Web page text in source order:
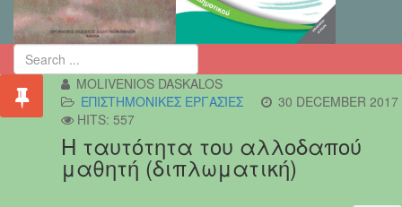
MOLIVENIOS DASKALOS
ΕΠΙΣΤΗΜΟΝΙΚΈΣ ΕΡΓΑΣΊΕΣ
30 DECEMBER 2017
HITS: 557
Η ταυτότητα του αλλοδαπού
μαθητή (διπλωματική)